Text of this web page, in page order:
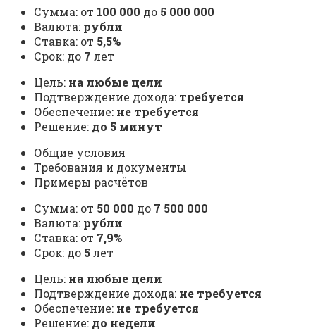
Сумма: от 100 000 до 5 000 000
Валюта: рубли
Ставка: от 5,5%
Срок: до 7 лет
Цель: на любые цели
Подтверждение дохода: требуется
Обеспечение: не требуется
Решение: до 5 минут
Общие условия
Требования и документы
Примеры расчётов
Сумма: от 50 000 до 7 500 000
Валюта: рубли
Ставка: от 7,9%
Срок: до 5лет
Цель: на любые цели
Подтверждение дохода: не требуется
Обеспечение: не требуется
Решение: до недели